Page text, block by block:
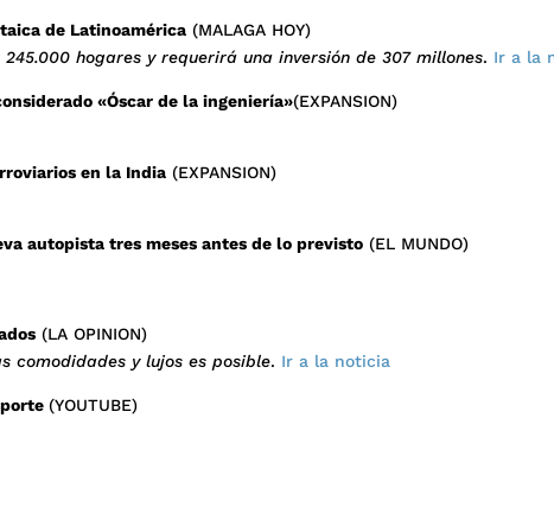
de Latinoamérica (MALAGA HOY)
hogares y requerirá una inversión de 307 millones. Ir a la
«Óscar de la ingeniería»(EXPANSION)
en la India (EXPANSION)
autopista tres meses antes de lo previsto (EL MUNDO)
(LA OPINION)
comodidades y lujos es posible. Ir a la noticia
(YOUTUBE)